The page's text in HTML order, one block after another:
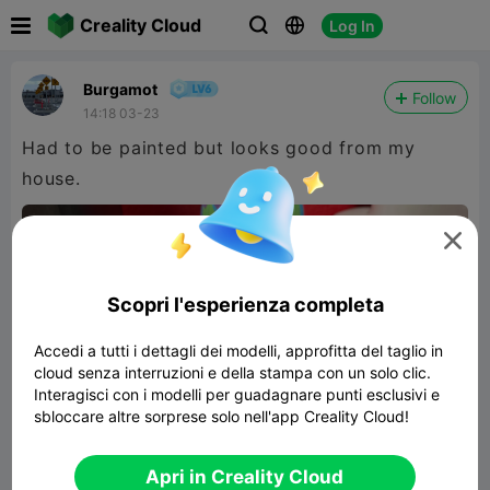
Creality Cloud   Log In
Burgamot
14:18 03-23
Follow
Had to be painted but looks good from my
house.

Scopri l'esperienza completa
Accedi a tutti i dettagli dei modelli, approfitta del taglio in
cloud senza interruzioni e della stampa con un solo clic.
Interagisci con i modelli per guadagnare punti esclusivi e
sbloccare altre sorprese solo nell'app Creality Cloud!
Apri in Creality Cloud